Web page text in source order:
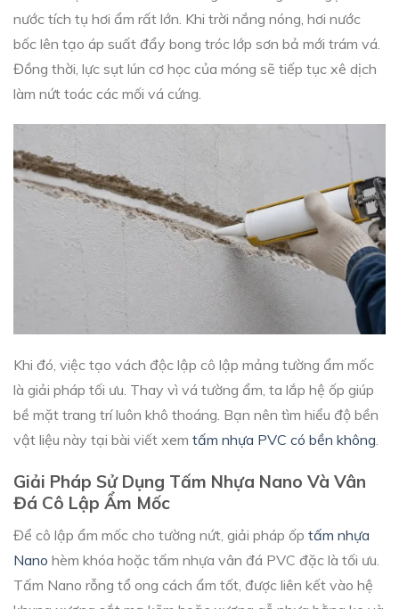
nước tích tụ hơi ẩm rất lớn. Khi trời nắng nóng, hơi nước
bốc lên tạo áp suất đẩy bong tróc lớp sơn bả mới trám vá.
Đồng thời, lực sụt lún cơ học của móng sẽ tiếp tục xê dịch
làm nứt toác các mối vá cứng.
Khi đó, việc tạo vách độc lập cô lập mảng tường ẩm mốc
là giải pháp tối ưu. Thay vì vá tường ẩm, ta lắp hệ ốp giúp
bề mặt trang trí luôn khô thoáng. Bạn nên tìm hiểu độ bền
vật liệu này tại bài viết xem tấm nhựa PVC có bền không.
Giải Pháp Sử Dụng Tấm Nhựa Nano Và Vân
Đá Cô Lập Ẩm Mốc
Để cô lập ẩm mốc cho tường nứt, giải pháp ốp tấm nhựa
Nano hèm khóa hoặc tấm nhựa vân đá PVC đặc là tối ưu.
Tấm Nano rỗng tổ ong cách ẩm tốt, được liên kết vào hệ